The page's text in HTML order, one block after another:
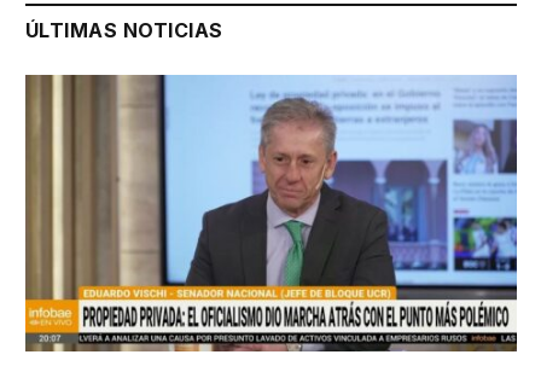
ÚLTIMAS NOTICIAS